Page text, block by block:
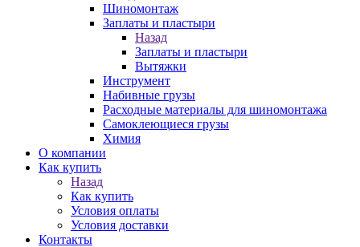
Шиномонтаж
Заплаты и пластыри
Назад
Заплаты и пластыри
Вытяжки
Инструмент
Набивные грузы
Расходные материалы для шиномонтажа
Самоклеющиеся грузы
Химия
О компании
Как купить
Назад
Как купить
Условия оплаты
Условия доставки
Контакты